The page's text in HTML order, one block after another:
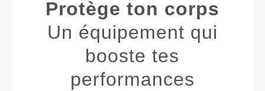
Protège ton corps
Un équipement qui
booste tes
performances